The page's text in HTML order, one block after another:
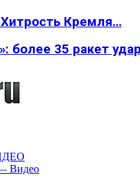
Кремля…
более 35 ракет
Видео